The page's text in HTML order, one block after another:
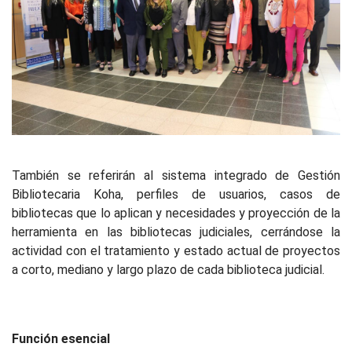
También se referirán al sistema integrado de Gestión
Bibliotecaria Koha, perfiles de usuarios, casos de
bibliotecas que lo aplican y necesidades y proyección de la
herramienta en las bibliotecas judiciales, cerrándose la
actividad con el tratamiento y estado actual de proyectos
a corto, mediano y largo plazo de cada biblioteca judicial.
Función esencial